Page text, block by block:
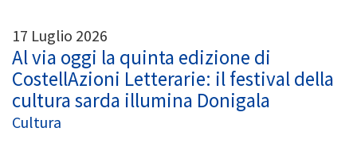
17 Luglio 2026
Al via oggi la quinta edizione di
CostellAzioni Letterarie: il festival della
cultura sarda illumina Donigala
Cultura